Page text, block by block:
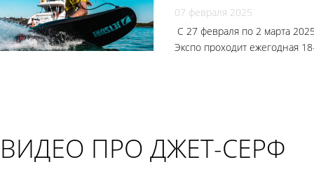
07 февраля 2025
С 27 февраля по 2 марта
Экспо проходит ежегодная
ВИДЕО ПРО ДЖЕТ-СЕРФ